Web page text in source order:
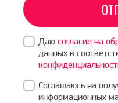
Даю согласие на
данных в
Соглашаюсь на
информационных